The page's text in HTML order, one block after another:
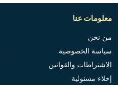
معلومات عنا
من نحن
سياسة الخصوصية
الاشتراطات والقوانين
إخلاء مسئولية